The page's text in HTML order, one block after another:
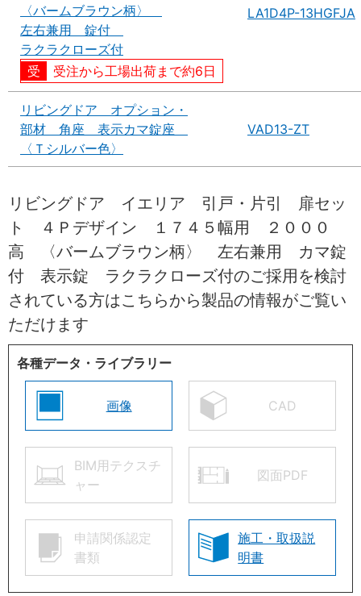
〈バームブラウン柄〉
左右兼用 錠付
ラクラクローズ付
受注から工場出荷まで約6日
LA1D4P-13HGFJA
リビングドア オプション・
部材 角座 表示カマ錠座
〈Ｔシルバー色〉
VAD13-ZT
リビングドア イエリア 引戸・片引 扉セッ
ト ４Ｐデザイン １７４５幅用 ２０００
高 〈バームブラウン柄〉 左右兼用 カマ錠
付 表示錠 ラクラクローズ付のご採用を検討
されている方はこちらから製品の情報がご覧い
ただけます
各種データ・ライブラリー
画像 CAD
BIM用テクスチ
ャー
図面PDF
申請関係認定
書類
施工・取扱説
明書